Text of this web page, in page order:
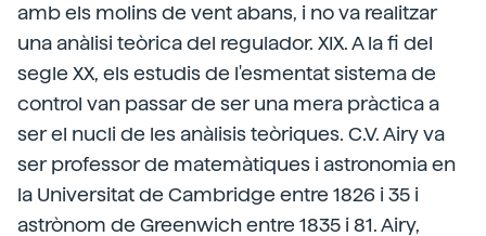
amb els molins de vent abans, i no va realitzar
una anàlisi teòrica del regulador. XIX. A la fi del
segle XX, els estudis de l'esmentat sistema de
control van passar de ser una mera pràctica a
ser el nucli de les anàlisis teòriques. C.V. Airy va
ser professor de matemàtiques i astronomia en
la Universitat de Cambridge entre 1826 i 35 i
astrònom de Greenwich entre 1835 i 81. Airy,